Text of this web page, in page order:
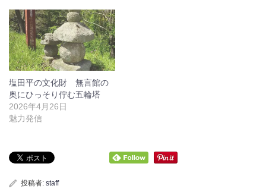
塩田平の文化財 無言館の
奥にひっそり佇む五輪塔
2026年4月26日
魅力発信
投稿者: staff